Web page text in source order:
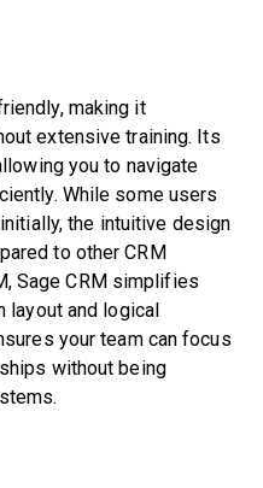
making it
extensive training. Its
you to navigate
While some users
the intuitive design
to other CRM
Sage CRM simplifies
and logical
your team can focus
without being